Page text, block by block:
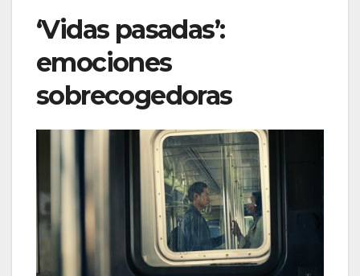
‘Vidas pasadas’:
emociones
sobrecogedoras